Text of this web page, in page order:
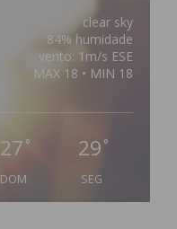
clear sky
84% humidade
vento: 1m/s ESE
MAX 18 • MIN 18
27 °
DOM
29 °
SEG